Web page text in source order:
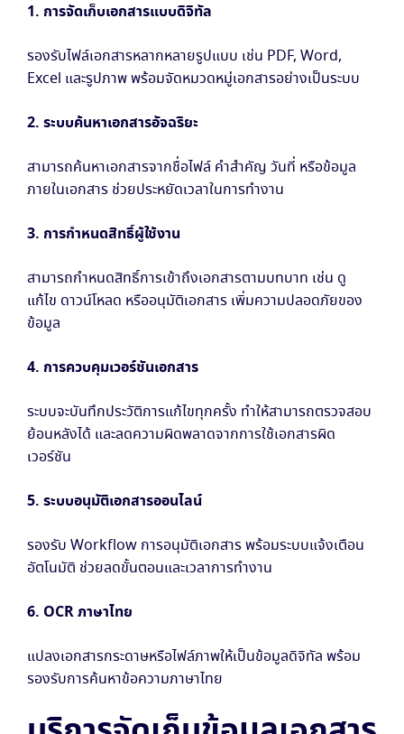
1. การจัดเก็บเอกสารแบบดิจิทัล
รองรับไฟล์เอกสารหลากหลายรูปแบบ เช่น PDF, Word,
Excel และรูปภาพ พร้อมจัดหมวดหมู่เอกสารอย่างเป็นระบบ
2. ระบบค้นหาเอกสารอัจฉริยะ
สามารถค้นหาเอกสารจากชื่อไฟล์ คำสำคัญ วันที่ หรือข้อมูล
ภายในเอกสาร ช่วยประหยัดเวลาในการทำงาน
3. การกำหนดสิทธิ์ผู้ใช้งาน
สามารถกำหนดสิทธิ์การเข้าถึงเอกสารตามบทบาท เช่น ดู
แก้ไข ดาวน์โหลด หรืออนุมัติเอกสาร เพิ่มความปลอดภัยของ
ข้อมูล
4. การควบคุมเวอร์ชันเอกสาร
ระบบจะบันทึกประวัติการแก้ไขทุกครั้ง ทำให้สามารถตรวจสอบ
ย้อนหลังได้ และลดความผิดพลาดจากการใช้เอกสารผิด
เวอร์ชัน
5. ระบบอนุมัติเอกสารออนไลน์
รองรับ Workflow การอนุมัติเอกสาร พร้อมระบบแจ้งเตือน
อัตโนมัติ ช่วยลดขั้นตอนและเวลาการทำงาน
6. OCR ภาษาไทย
แปลงเอกสารกระดาษหรือไฟล์ภาพให้เป็นข้อมูลดิจิทัล พร้อม
รองรับการค้นหาข้อความภาษาไทย